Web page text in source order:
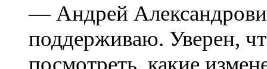
— Андрей
поддерживаю. Уверен,
посмотреть, какие